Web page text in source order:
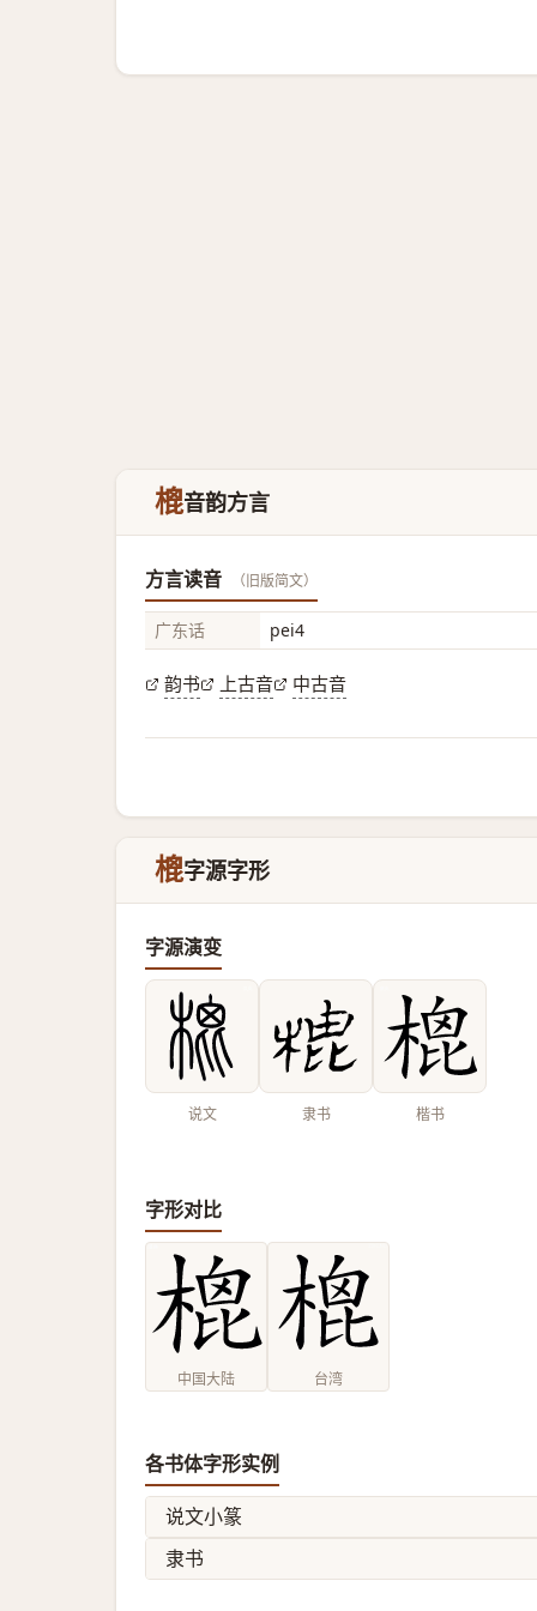
㮰音韵方言
方言读音 （旧版简文）
广东话 pei4
韵书 上古音 中古音
㮰字源字形
字源演变
说文 隶书 楷书
字形对比
中国大陆 台湾
各书体字形实例
说文小篆
隶书